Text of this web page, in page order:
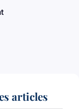
articles